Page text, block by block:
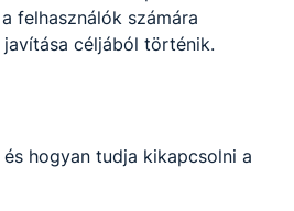
felhasználók számára
céljából történik.
hogyan tudja kikapcsolni a